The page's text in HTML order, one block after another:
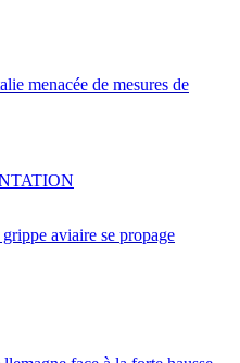
menacée de mesures de
aviaire se propage